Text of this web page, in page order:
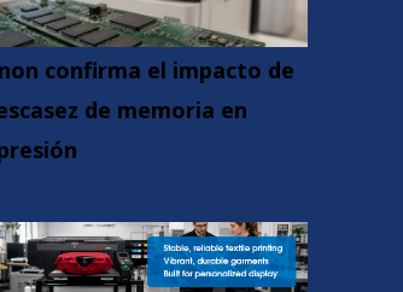
confirma el impacto de
de memoria en